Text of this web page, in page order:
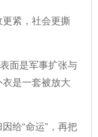
紧，社会更撕
面是军事扩张与
是一套被放大
给“命运”，再把